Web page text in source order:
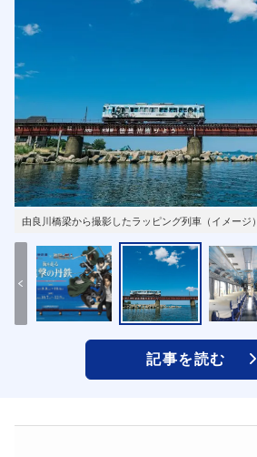
由良川橋梁から撮影したラッピング列車（イメージ）
記事を読む